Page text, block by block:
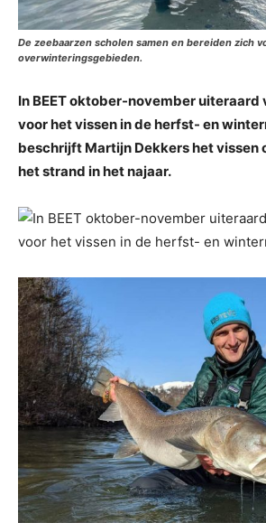
De zeebaarzen scholen samen en bereiden zich
overwinteringsgebieden.
In BEET oktober-november uiteraard
voor het vissen in de herfst- en
beschrijft Martijn Dekkers het vissen
het strand in het najaar.